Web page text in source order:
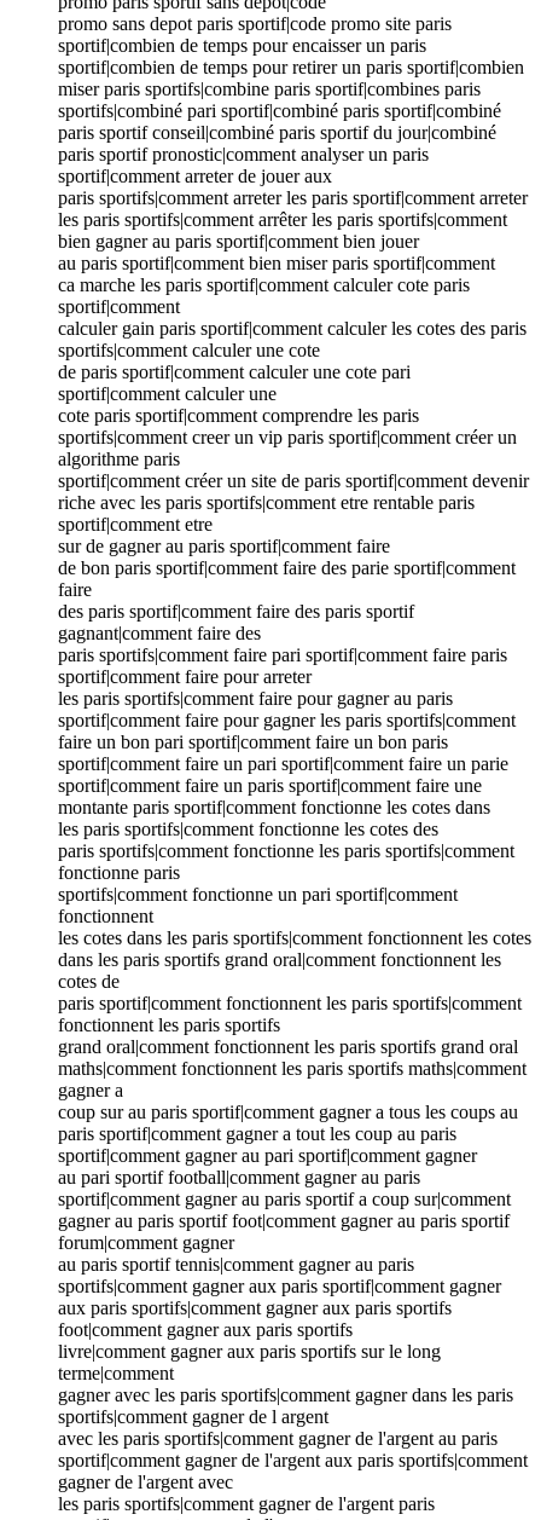
promo sans depot paris sportif|code promo site paris
sportif|combien de temps pour encaisser un paris
sportif|combien de temps pour retirer un paris sportif|combien
miser paris sportifs|combine paris sportif|combines paris
sportifs|combiné pari sportif|combiné paris sportif|combiné
paris sportif conseil|combiné paris sportif du jour|combiné
paris sportif pronostic|comment analyser un paris
sportif|comment arreter de jouer aux
paris sportifs|comment arreter les paris sportif|comment arreter
les paris sportifs|comment arrêter les paris sportifs|comment
bien gagner au paris sportif|comment bien jouer
au paris sportif|comment bien miser paris sportif|comment
ca marche les paris sportif|comment calculer cote paris
sportif|comment
calculer gain paris sportif|comment calculer les cotes des paris
sportifs|comment calculer une cote
de paris sportif|comment calculer une cote pari
sportif|comment calculer une
cote paris sportif|comment comprendre les paris
sportifs|comment creer un vip paris sportif|comment créer un
algorithme paris
sportif|comment créer un site de paris sportif|comment devenir
riche avec les paris sportifs|comment etre rentable paris
sportif|comment etre
sur de gagner au paris sportif|comment faire
de bon paris sportif|comment faire des parie sportif|comment
faire
des paris sportif|comment faire des paris sportif
gagnant|comment faire des
paris sportifs|comment faire pari sportif|comment faire paris
sportif|comment faire pour arreter
les paris sportifs|comment faire pour gagner au paris
sportif|comment faire pour gagner les paris sportifs|comment
faire un bon pari sportif|comment faire un bon paris
sportif|comment faire un pari sportif|comment faire un parie
sportif|comment faire un paris sportif|comment faire une
montante paris sportif|comment fonctionne les cotes dans
les paris sportifs|comment fonctionne les cotes des
paris sportifs|comment fonctionne les paris sportifs|comment
fonctionne paris
sportifs|comment fonctionne un pari sportif|comment
fonctionnent
les cotes dans les paris sportifs|comment fonctionnent les cotes
dans les paris sportifs grand oral|comment fonctionnent les
cotes de
paris sportif|comment fonctionnent les paris sportifs|comment
fonctionnent les paris sportifs
grand oral|comment fonctionnent les paris sportifs grand oral
maths|comment fonctionnent les paris sportifs maths|comment
gagner a
coup sur au paris sportif|comment gagner a tous les coups au
paris sportif|comment gagner a tout les coup au paris
sportif|comment gagner au pari sportif|comment gagner
au pari sportif football|comment gagner au paris
sportif|comment gagner au paris sportif a coup sur|comment
gagner au paris sportif foot|comment gagner au paris sportif
forum|comment gagner
au paris sportif tennis|comment gagner au paris
sportifs|comment gagner aux paris sportif|comment gagner
aux paris sportifs|comment gagner aux paris sportifs
foot|comment gagner aux paris sportifs
livre|comment gagner aux paris sportifs sur le long
terme|comment
gagner avec les paris sportifs|comment gagner dans les paris
sportifs|comment gagner de l argent
avec les paris sportifs|comment gagner de l'argent au paris
sportif|comment gagner de l'argent aux paris sportifs|comment
gagner de l'argent avec
les paris sportifs|comment gagner de l'argent paris